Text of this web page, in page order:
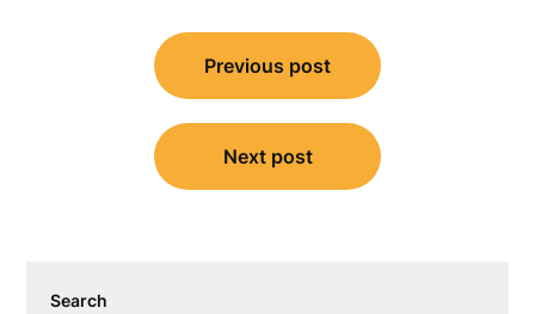
navigation
Previous post
Next post
Search